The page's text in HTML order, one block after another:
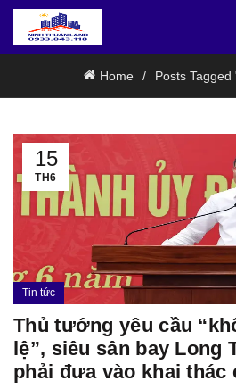
Home Posts
15
TH6
Tin tức
Thủ tướng yêu cầu
lệ”, siêu sân bay Long
phải đưa vào khai thác